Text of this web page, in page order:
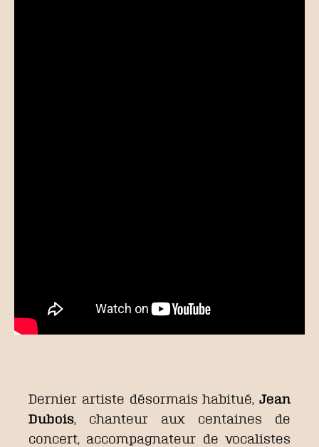
Dernier artiste désormais habitué, Jean
Dubois, chanteur aux centaines de
concert, accompagnateur de vocalistes